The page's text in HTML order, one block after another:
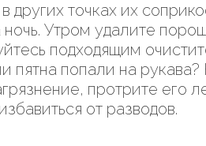
других точках их
ночь. Утром удалите
подходящим
пятна попали на
протрите его
от разводов.